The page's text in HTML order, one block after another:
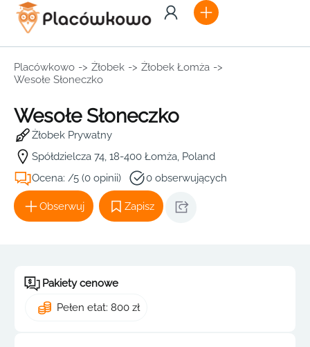
Placówkowo -> Żłobek -> Żłobek Łomża ->
Wesołe Słoneczko
Wesołe Słoneczko
Żłobek Prywatny
Spółdzielcza 74, 18-400 Łomża, Poland
Ocena: /5 (0 opinii)
0 obserwujących
Obserwuj Zapisz
Pakiety cenowe
Pełen etat: 800 zł